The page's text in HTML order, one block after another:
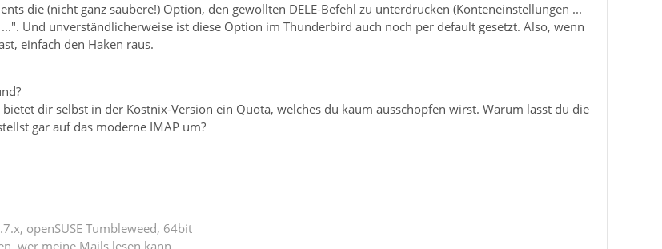
die (nicht ganz saubere!) Option, den gewollten DELE-Befehl zu unterdrücken (Konteneinstellungen ...
Und unverständlicherweise ist diese Option im Thunderbird auch noch per default gesetzt. Also, wenn
einfach den Haken raus.
dir selbst in der Kostnix-Version ein Quota, welches du kaum ausschöpfen wirst. Warum lässt du die
gar auf das moderne IMAP um?
openSUSE Tumbleweed, 64bit
wer meine Mails lesen kann.